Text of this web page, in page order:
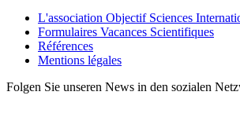
L'association Objectif Sciences
Formulaires Vacances Scientifiques
Références
Mentions légales
Folgen Sie unseren News in den sozialen